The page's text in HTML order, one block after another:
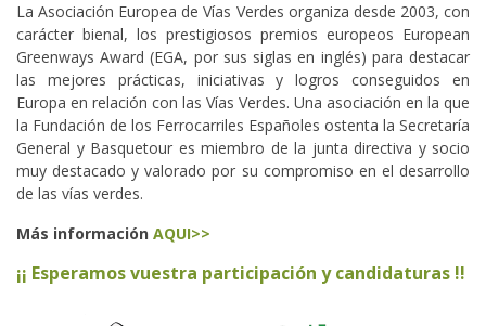
La Asociación Europea de Vías Verdes organiza desde 2003, con
carácter bienal, los prestigiosos premios europeos European
Greenways Award (EGA, por sus siglas en inglés) para destacar
las mejores prácticas, iniciativas y logros conseguidos en
Europa en relación con las Vías Verdes. Una asociación en la que
la Fundación de los Ferrocarriles Españoles ostenta la Secretaría
General y Basquetour es miembro de la junta directiva y socio
muy destacado y valorado por su compromiso en el desarrollo
de las vías verdes.
Más información AQUI>>
¡¡ Esperamos vuestra participación y candidaturas !!